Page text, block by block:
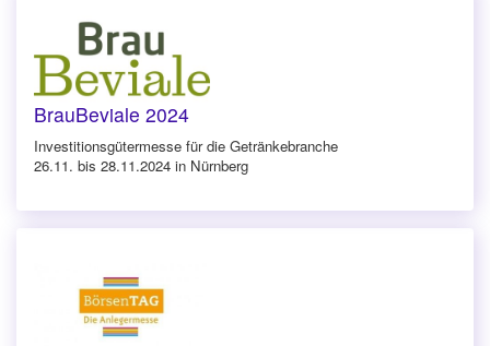
BrauBeviale 2024
Investitionsgütermesse für die Getränkebranche
26.11. bis 28.11.2024 in Nürnberg